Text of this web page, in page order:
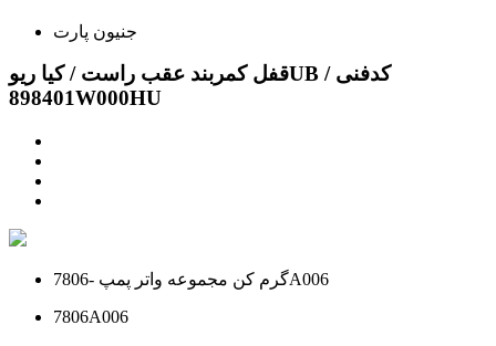
جنیون پارت
قفل کمربند عقب راست / کیا ریوUB / کدفنی
898401W000HU
گرم کن مجموعه واتر پمپ -7806A006
7806A006